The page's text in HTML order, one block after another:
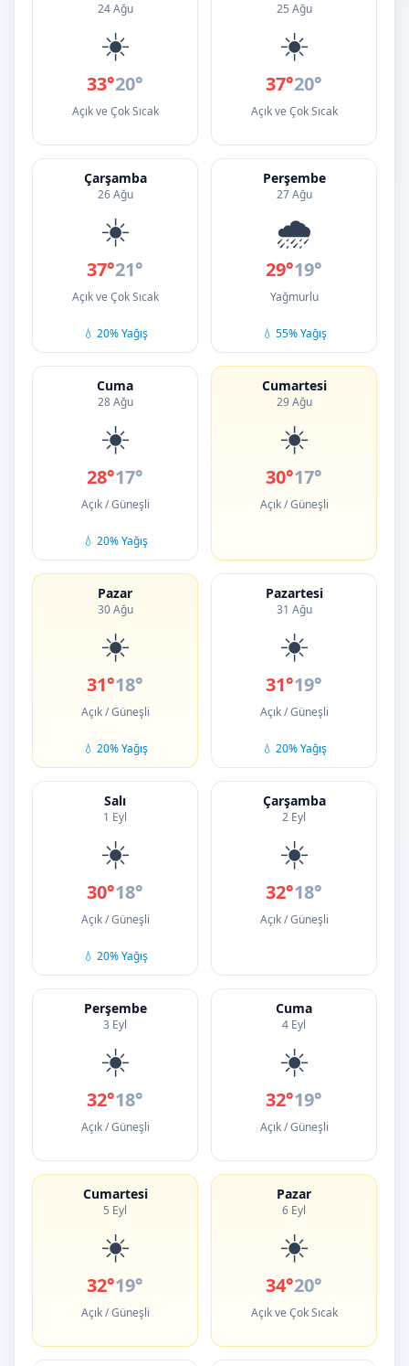
24 Ağu
☀️
33°20°
Açık ve Çok Sıcak
25 Ağu
☀️
37°20°
Açık ve Çok Sıcak
Çarşamba
26 Ağu
☀️
37°21°
Açık ve Çok Sıcak
💧 20% Yağış
Perşembe
27 Ağu
🌧️
29°19°
Yağmurlu
💧 55% Yağış
Cuma
28 Ağu
☀️
28°17°
Açık / Güneşli
💧 20% Yağış
Cumartesi
29 Ağu
☀️
30°17°
Açık / Güneşli
Pazar
30 Ağu
☀️
31°18°
Açık / Güneşli
💧 20% Yağış
Pazartesi
31 Ağu
☀️
31°19°
Açık / Güneşli
💧 20% Yağış
Salı
1 Eyl
☀️
30°18°
Açık / Güneşli
💧 20% Yağış
Çarşamba
2 Eyl
☀️
32°18°
Açık / Güneşli
Perşembe
3 Eyl
☀️
32°18°
Açık / Güneşli
Cuma
4 Eyl
☀️
32°19°
Açık / Güneşli
Cumartesi
5 Eyl
☀️
32°19°
Açık / Güneşli
Pazar
6 Eyl
☀️
34°20°
Açık ve Çok Sıcak